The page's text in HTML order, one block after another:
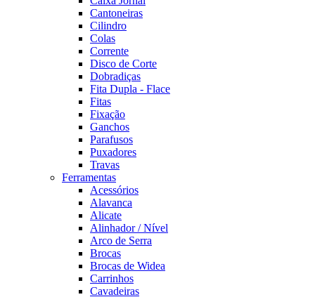
Cantoneiras
Cilindro
Colas
Corrente
Disco de Corte
Dobradiças
Fita Dupla - Flace
Fitas
Fixação
Ganchos
Parafusos
Puxadores
Travas
Ferramentas
Acessórios
Alavanca
Alicate
Alinhador / Nível
Arco de Serra
Brocas
Brocas de Widea
Carrinhos
Cavadeiras